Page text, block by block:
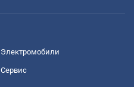
Электромобили
Сервис